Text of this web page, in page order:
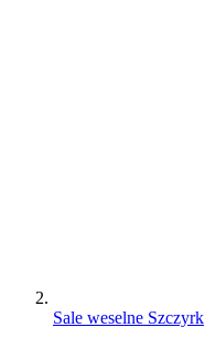
Sale weselne Szczyrk